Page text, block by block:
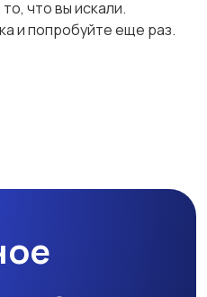
что вы искали.
и попробуйте еще раз.